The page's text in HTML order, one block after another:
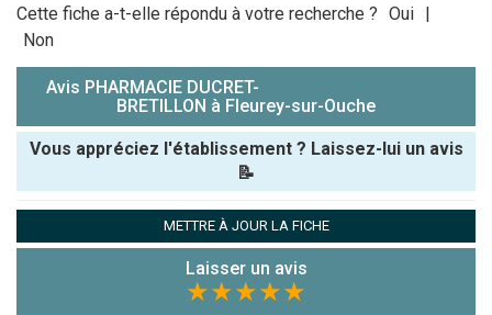
Cette fiche a-t-elle répondu à votre recherche ? Oui |
Non
Avis PHARMACIE DUCRET-
BRETILLON à Fleurey-sur-Ouche
Vous appréciez l'établissement ? Laissez-lui un avis
📝
Note que vous souhaitez attribuer :
METTRE À JOUR LA FICHE
Laisser un avis
★★★★★